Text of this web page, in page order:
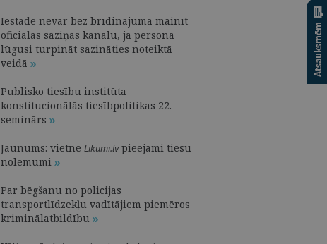
Iestāde nevar bez brīdinājuma mainīt
oficiālās saziņas kanālu, ja persona
lūgusi turpināt sazināties noteiktā
veidā
Publisko tiesību institūta
konstitucionālās tiesībpolitikas 22.
seminārs
Jaunums: vietnē Likumi.lvpieejami tiesu
nolēmumi
Par bēgšanu no policijas
transportlīdzekļu vadītājiem piemēros
kriminālatbildību